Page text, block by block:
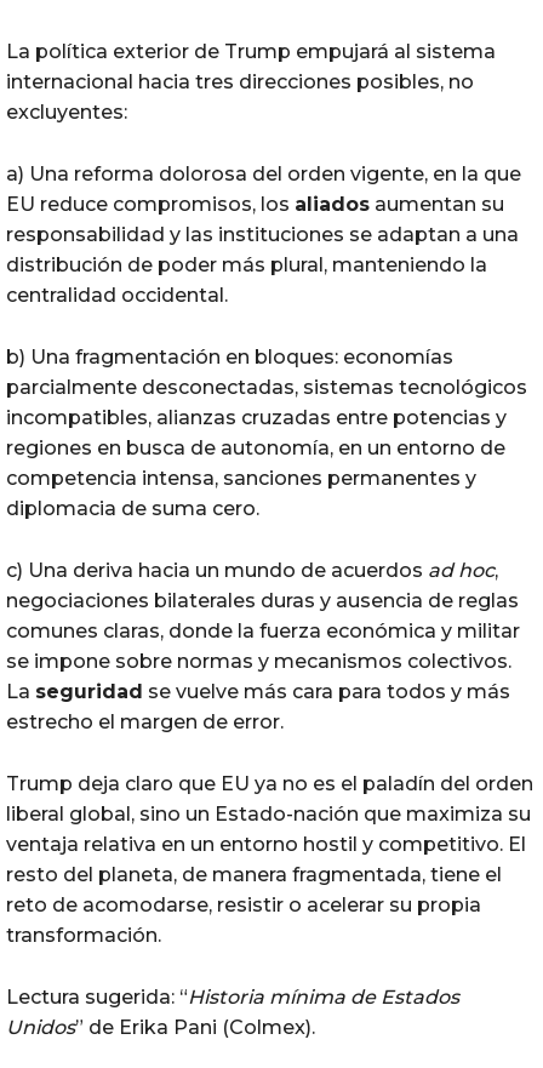
La política exterior de Trump empujará al sistema
internacional hacia tres direcciones posibles, no
excluyentes:
a) Una reforma dolorosa del orden vigente, en la que
EU reduce compromisos, los aliados aumentan su
responsabilidad y las instituciones se adaptan a una
distribución de poder más plural, manteniendo la
centralidad occidental.
b) Una fragmentación en bloques: economías
parcialmente desconectadas, sistemas tecnológicos
incompatibles, alianzas cruzadas entre potencias y
regiones en busca de autonomía, en un entorno de
competencia intensa, sanciones permanentes y
diplomacia de suma cero.
c) Una deriva hacia un mundo de acuerdos ad hoc,
negociaciones bilaterales duras y ausencia de reglas
comunes claras, donde la fuerza económica y militar
se impone sobre normas y mecanismos colectivos.
La seguridad se vuelve más cara para todos y más
estrecho el margen de error.
Trump deja claro que EU ya no es el paladín del orden
liberal global, sino un Estado-nación que maximiza su
ventaja relativa en un entorno hostil y competitivo. El
resto del planeta, de manera fragmentada, tiene el
reto de acomodarse, resistir o acelerar su propia
transformación.
Lectura sugerida: “Historia mínima de Estados
Unidos” de Erika Pani (Colmex).